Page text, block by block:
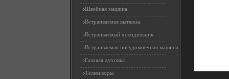
Швейная машина
Встраиваемая вытяжка
Встраиваемый холодильник
Встраиваемая посудомоечная машина
Газовая духовка
Телевизоры